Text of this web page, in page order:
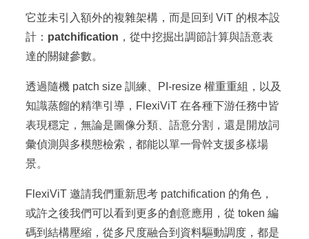
它並未引入額外的複雜架構，而是回到 ViT 的根本設
計： patchification ，從中挖掘出調節計算與語意表
達的關鍵參數。
透過隨機 patch size 訓練、PI-resize 權重重組，以及
知識蒸餾的精準引導，FlexiViT 在各種下游任務中皆
表現穩定，無論是圖像分類、語意分割，還是開放詞
彙偵測與多模態檢索，都能以單一骨幹支援多樣場
景。
FlexiViT 邀請我們重新思考 patchification 的角色，
或許之後我們可以看到更多的創意應用，從 token 編
碼到結構壓縮，從多尺度融合到資料驅動調度，都是